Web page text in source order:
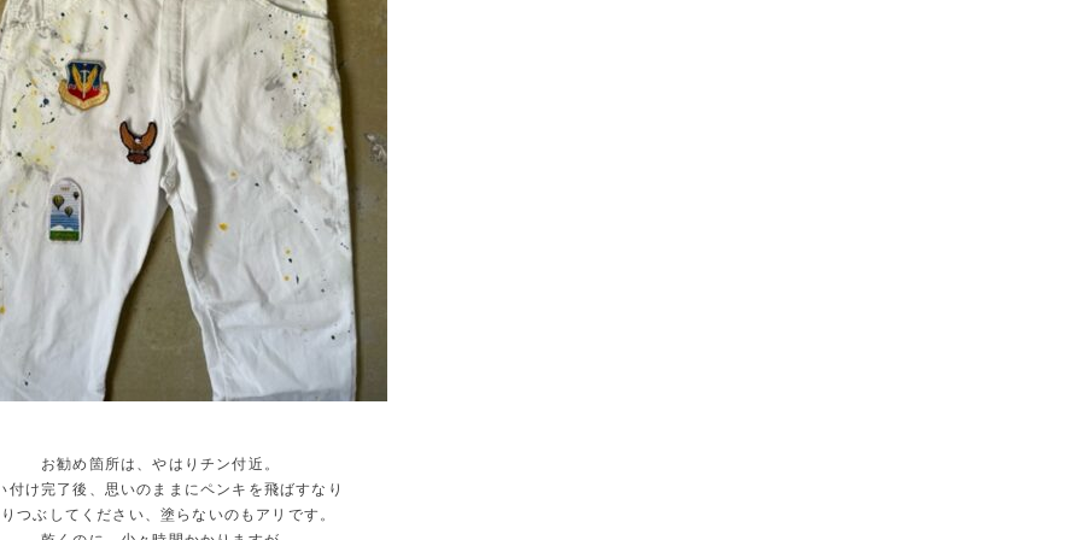
お勧め箇所は、やはりチン付近。
付け完了後、思いのままにペンキを飛ばすなり
つぶしてください、塗らないのもアリです。